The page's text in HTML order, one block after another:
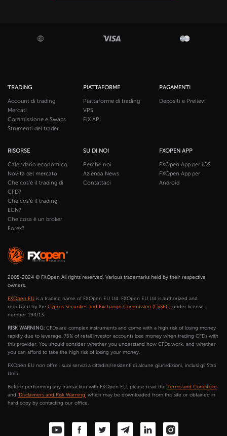
TRADING
Account di trading
Mercati
Commissione e Swaps
Strumenti del trader
PIATTAFORME
Piattaforme di trading
VPS
FIX API
PAGAMENTI
Depositi e Prelievi
RISORSE
Calendario economico
Novità del mercato
Che cos'è il trading di
CFD?
Che cos'è il trading
ECN?
Che cosa è un broker
Forex?
SU DI NOI
Perché noi
Azienda News
Contattaci
FXOPEN APP
FXOpen App per iOS
FXOpen App per
Android
2005-2024 © FXOpen All rights reserved. Various trademarks held by their respective
owners.
FXOpen EU is a trading name of FXOpen EU Ltd. FXOpen EU Ltd is authorized and
regulated by the Cyprus Securities and Exchange Commission (CySEC) under license
number 194/13.
RISK WARNING: CFDs are complex instruments and come with a high risk of losing money
rapidly due to leverage. 75% of retail investor accounts lose money when trading CFDs with
this provider. You should consider whether you understand how CFDs work, and whether
you can afford to take the high risk of losing your money.
FXOpen EU non offre i suoi servizi a cittadini/residenti di alcune giurisdizioni, inclusi gli Stati
Uniti.
Before performing any transaction with FXOpen EU, please read the Terms and Conditions
and 'Disclaimers and Risk Warning' which may be downloaded from this site or obtained in
hard copy by contacting our office.